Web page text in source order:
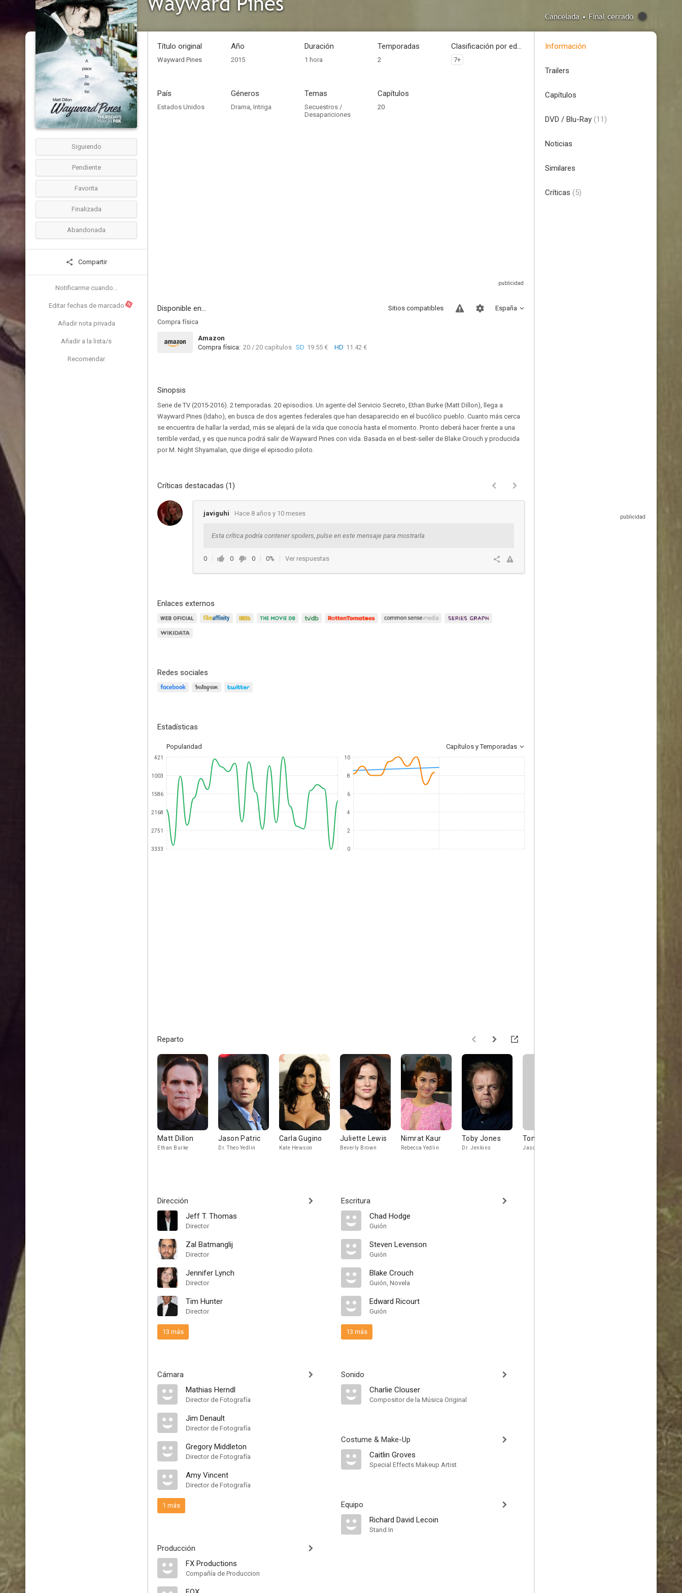
Cancelada • Final cerrado
Siguiendo
Pendiente
Favorita
Finalizada
Abandonada
Compartir
Notificarme cuando...
Editar fechas de marcado N
Añadir nota privada
Añadir a la lista/s
Recomendar
Título original
Wayward Pines
Año
2015
Duración
1 hora
Temporadas
2
Clasificación por edades
7+
País
Estados Unidos
Géneros
Drama, Intriga
Temas
Secuestros /
Desapariciones
Capítulos
20
Disponible en... España
Sitios compatibles
Compra física
Amazon
Compra física: 20 / 20 capítulos SD 19.55 € HD 11.42 €
Sinopsis
Serie de TV (2015-2016). 2 temporadas. 20 episodios. Un agente del Servicio Secreto, Ethan Burke (Matt Dillon), llega a
Wayward Pines (Idaho), en busca de dos agentes federales que han desaparecido en el bucólico pueblo. Cuanto más cerca
se encuentra de hallar la verdad, más se alejará de la vida que conocía hasta el momento. Pronto deberá hacer frente a una
terrible verdad, y es que nunca podrá salir de Wayward Pines con vida. Basada en el best-seller de Blake Crouch y producida
por M. Night Shyamalan, que dirige el episodio piloto.
Críticas destacadas (1)
javiguhi Hace 8 años y 10 meses
Esta crítica podría contener spoilers, pulse en este mensaje para mostrarla
0 0 0 0% Ver respuestas
Enlaces externos
Redes sociales
Estadísticas
Popularidad Capítulos y Temporadas
421
1003
1586
2168
2751
3333
10
8
6
4
2
0
Reparto
Matt Dillon
Ethan Burke
Jason Patric
Dr. Theo Yedlin
Carla Gugino
Kate Hewson
Juliette Lewis
Beverly Brown
Nimrat Kaur
Rebecca Yedlin
Toby Jones
Dr. Jenkins
Tom Stevens
Jason Higgins
Dirección
Jeff T. Thomas
Director
Zal Batmanglij
Director
Jennifer Lynch
Director
Tim Hunter
Director
13 más
Cámara
Mathias Herndl
Director de Fotografía
Jim Denault
Director de Fotografía
Gregory Middleton
Director de Fotografía
Amy Vincent
Director de Fotografía
1 más
Producción
FX Productions
Compañía de Produccion
Escritura
Chad Hodge
Guión
Steven Levenson
Guión
Blake Crouch
Guión, Novela
Edward Ricourt
Guión
13 más
Sonido
Charlie Clouser
Compositor de la Música Original
Costume & Make-Up
Caitlin Groves
Special Effects Makeup Artist
Equipo
Richard David Lecoin
Stand In
Información
Trailers
Capítulos
DVD / Blu-Ray (11)
Noticias
Similares
Críticas (5)